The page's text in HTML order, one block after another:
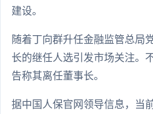
建设。
随着丁向群升任金融监管总局
长的继任人选引发市场关注。
告称其离任董事长。
据中国人保官网领导信息，当